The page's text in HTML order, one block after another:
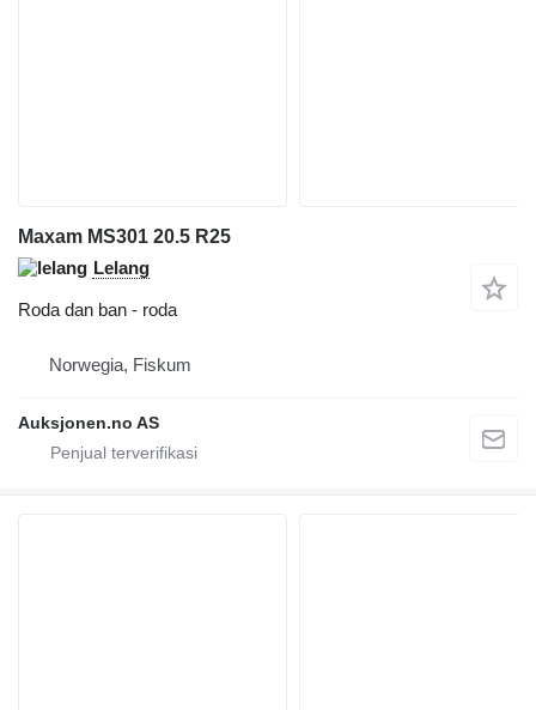
Maxam MS301 20.5 R25
Lelang
Roda dan ban - roda
Norwegia, Fiskum
Auksjonen.no AS